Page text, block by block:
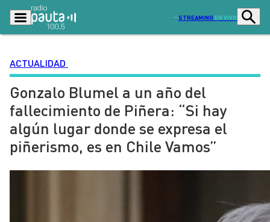
STREAMING EN VIVO
Podcasts
Lo Último Actualidad
Ciudad Economía
Opinión
ACTUALIDAD
Gonzalo Blumel a un año del
fallecimiento de Piñera: “Si hay
algún lugar donde se expresa el
piñerismo, es en Chile Vamos”